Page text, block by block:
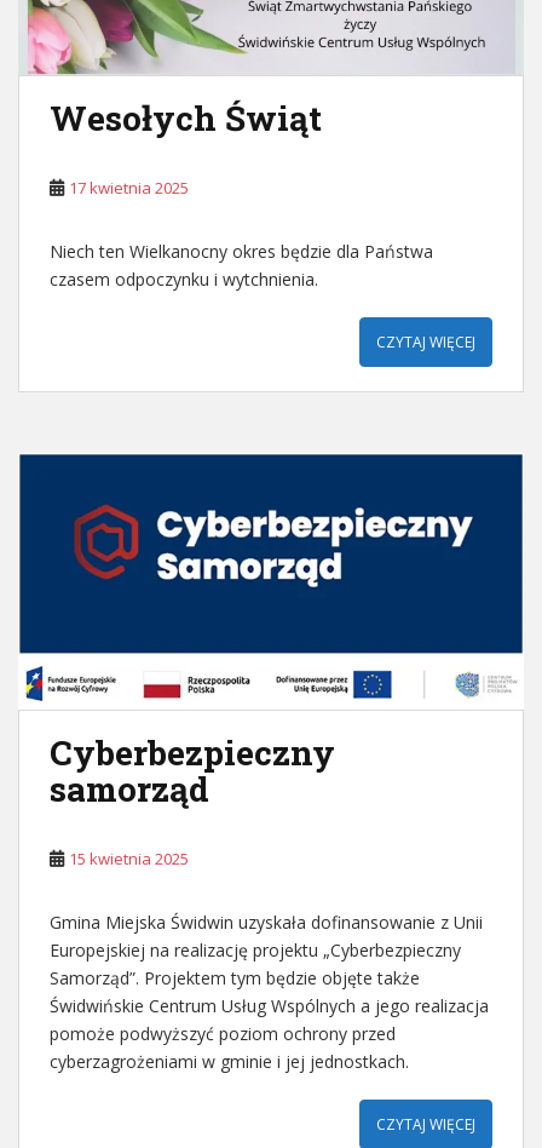
Wesołych Świąt
17 kwietnia 2025
Niech ten Wielkanocny okres będzie dla Państwa
czasem odpoczynku i wytchnienia.
CZYTAJ WIĘCEJ
Cyberbezpieczny
samorząd
15 kwietnia 2025
Gmina Miejska Świdwin uzyskała dofinansowanie z Unii
Europejskiej na realizację projektu „Cyberbezpieczny
Samorząd”. Projektem tym będzie objęte także
Świdwińskie Centrum Usług Wspólnych a jego realizacja
pomoże podwyższyć poziom ochrony przed
cyberzagrożeniami w gminie i jej jednostkach.
CZYTAJ WIĘCEJ